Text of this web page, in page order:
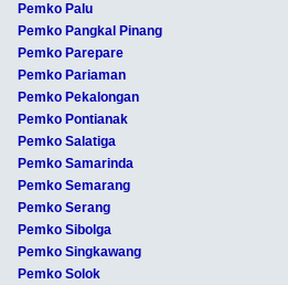
Pemko Palu
Pemko Pangkal Pinang
Pemko Parepare
Pemko Pariaman
Pemko Pekalongan
Pemko Pontianak
Pemko Salatiga
Pemko Samarinda
Pemko Semarang
Pemko Serang
Pemko Sibolga
Pemko Singkawang
Pemko Solok